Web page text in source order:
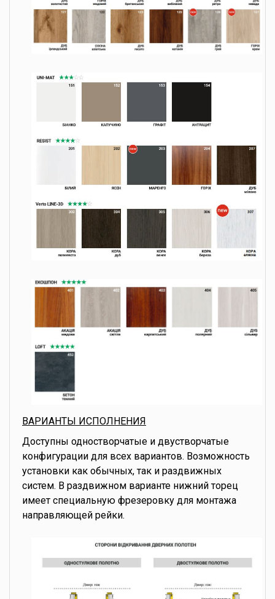
ВАРИАНТЫ ИСПОЛНЕНИЯ
Доступны одностворчатые и двустворчатые
конфигурации для всех вариантов. Возможность
установки как обычных, так и раздвижных
систем. В раздвижном варианте нижний торец
имеет специальную фрезеровку для монтажа
направляющей рейки.